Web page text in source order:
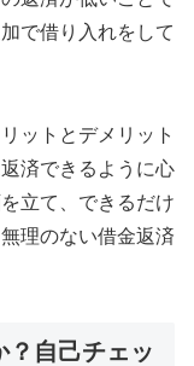
で借り入れをして
ットとデメリット
済できるように心
立て、できるだけ
理のない借金返済
自己チェッ